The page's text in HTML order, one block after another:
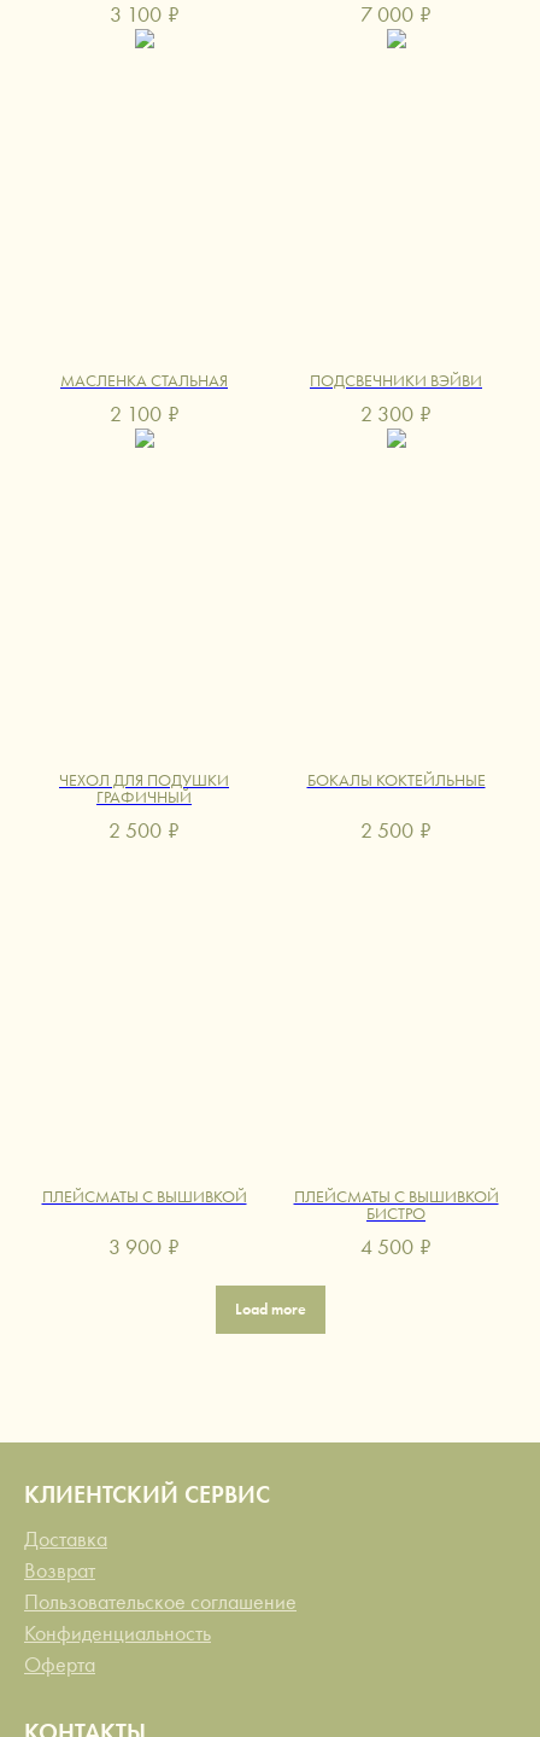
3 100 ₽ 7 000 ₽
МАСЛЕНКА СТАЛЬНАЯ
2 100 ₽
ПОДСВЕЧНИКИ ВЭЙВИ
2 300 ₽
ЧЕХОЛ ДЛЯ ПОДУШКИ
ГРАФИЧНЫЙ
2 500 ₽
БОКАЛЫ КОКТЕЙЛЬНЫЕ
2 500 ₽
ПЛЕЙСМАТЫ С ВЫШИВКОЙ
3 900 ₽
ПЛЕЙСМАТЫ С ВЫШИВКОЙ
БИСТРО
4 500 ₽
Load more
КЛИЕНТСКИЙ СЕРВИС
Доставка
Возврат
Пользовательское соглашение
Конфиденциальность
Оферта